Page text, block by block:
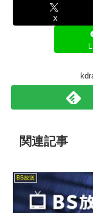
X
関連記事
BS放送